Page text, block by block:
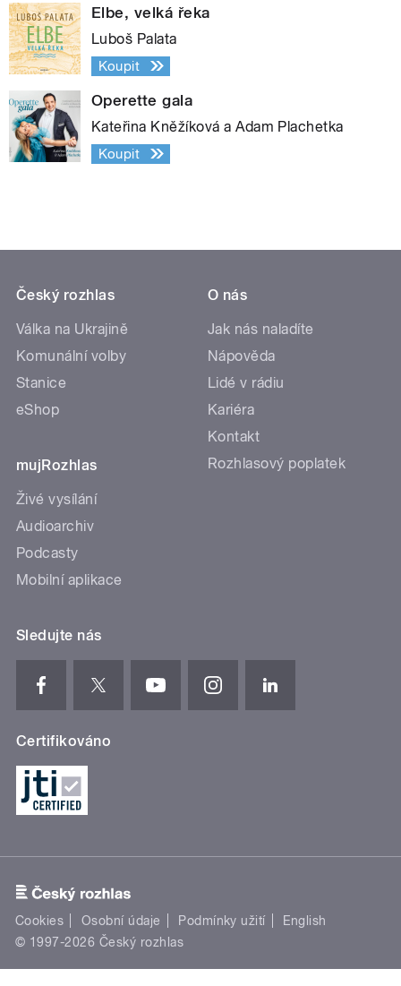
Elbe, velká řeka
Luboš Palata
Koupit
Operette gala
Kateřina Kněžíková a Adam Plachetka
Koupit
Český rozhlas
Válka na Ukrajině
Komunální volby
Stanice
eShop
mujRozhlas
Živé vysílání
Audioarchiv
Podcasty
Mobilní aplikace
O nás
Jak nás naladíte
Nápověda
Lidé v rádiu
Kariéra
Kontakt
Rozhlasový poplatek
Sledujte nás
Certifikováno
Cookies Osobní údaje Podmínky užití
English
© 1997-2026 Český rozhlas